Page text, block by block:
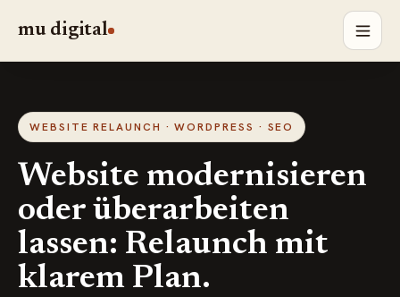
mu digital
WEBSITE RELAUNCH · WORDPRESS · SEO
Website modernisieren
oder überarbeiten
lassen: Relaunch mit
klarem Plan.